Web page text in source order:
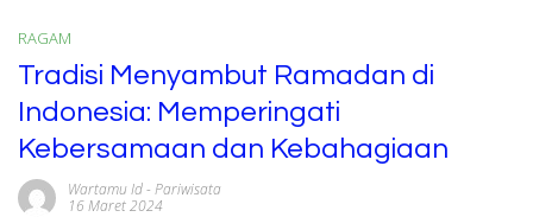
RAGAM
Tradisi Menyambut Ramadan di
Indonesia: Memperingati
Kebersamaan dan Kebahagiaan
Wartamu Id- Pariwisata
16 Maret 2024